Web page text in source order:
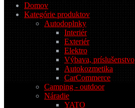
Domov
Kategórie produktov
Autodoplnky
Interiér
Exteriér
Elektro
Výbava, príslušenstvo
Autokozmetika
CarCommerce
Camping - outdoor
Náradie
YATO